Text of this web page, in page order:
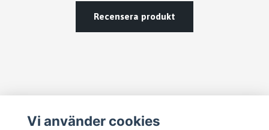
Recensera produkt
Läs mer
Vi använder cookies